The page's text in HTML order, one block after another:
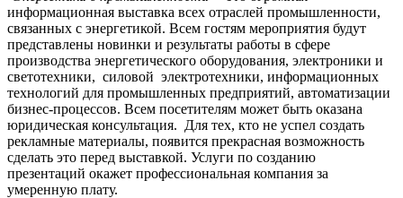
информационная выставка всех отраслей промышленности,
связанных с энергетикой. Всем гостям мероприятия будут
представлены новинки и результаты работы в сфере
производства энергетического оборудования, электроники и
светотехники, силовой электротехники, информационных
технологий для промышленных предприятий, автоматизации
бизнес-процессов. Всем посетителям может быть оказана
юридическая консультация. Для тех, кто не успел создать
рекламные материалы, появится прекрасная возможность
сделать это перед выставкой. Услуги по созданию
презентаций окажет профессиональная компания за
умеренную плату.